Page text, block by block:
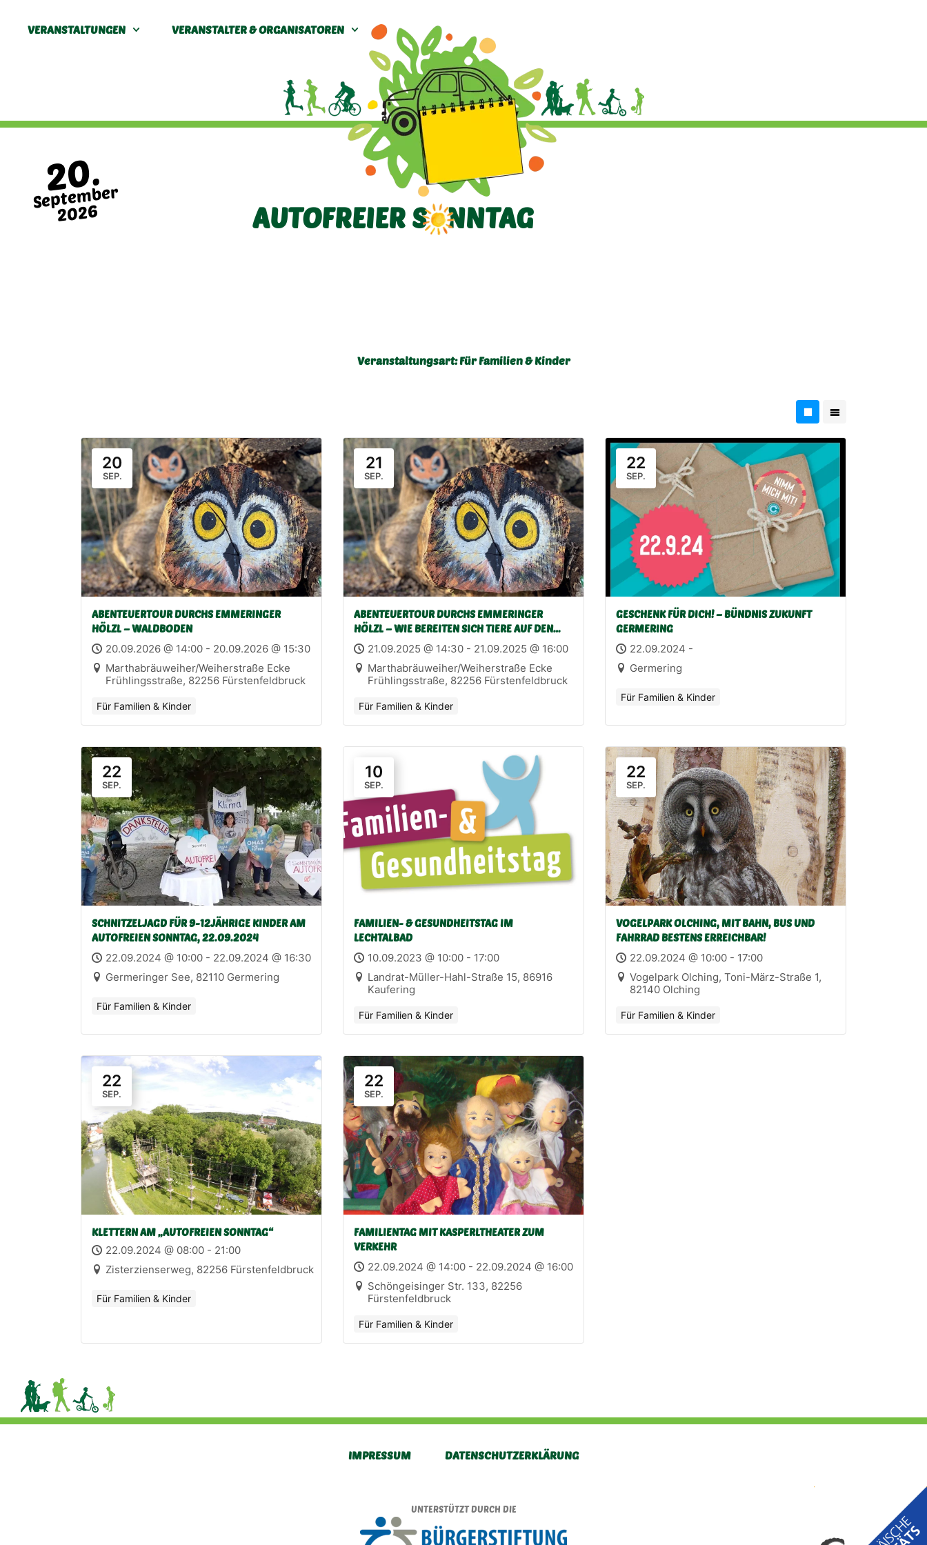
20.
September
2026 AUTOFREIER SONNTAG
VERANSTALTUNGEN VERANSTALTER & ORGANISATOREN
Veranstaltungsart:Für Familien & Kinder
20
SEP.
ABENTEUERTOUR DURCHS EMMERINGER
HÖLZL – WALDBODEN
20.09.2026 @ 14:00 - 20.09.2026 @ 15:30
Marthabräuweiher/Weiherstraße Ecke
Frühlingsstraße, 82256 Fürstenfeldbruck
Für Familien & Kinder
21
SEP.
ABENTEUERTOUR DURCHS EMMERINGER
HÖLZL – WIE BEREITEN SICH TIERE AUF DEN
WINTER VOR
21.09.2025 @ 14:30 - 21.09.2025 @ 16:00
Marthabräuweiher/Weiherstraße Ecke
Frühlingsstraße, 82256 Fürstenfeldbruck
Für Familien & Kinder
22
SEP.
GESCHENK FÜR DICH! – BÜNDNIS ZUKUNFT
GERMERING
22.09.2024 -
Germering
Für Familien & Kinder
22
SEP.
SCHNITZELJAGD FÜR 9-12JÄHRIGE KINDER AM
AUTOFREIEN SONNTAG, 22.09.2024
22.09.2024 @ 10:00 - 22.09.2024 @ 16:30
Germeringer See, 82110 Germering
Für Familien & Kinder
10
SEP.
FAMILIEN- & GESUNDHEITSTAG IM
LECHTALBAD
10.09.2023 @ 10:00 - 17:00
Landrat-Müller-Hahl-Straße 15, 86916
Kaufering
Für Familien & Kinder
22
SEP.
VOGELPARK OLCHING, MIT BAHN, BUS UND
FAHRRAD BESTENS ERREICHBAR!
22.09.2024 @ 10:00 - 17:00
Vogelpark Olching, Toni-März-Straße 1,
82140 Olching
Für Familien & Kinder
22
SEP.
KLETTERN AM „AUTOFREIEN SONNTAG“
22.09.2024 @ 08:00 - 21:00
Zisterzienserweg, 82256 Fürstenfeldbruck
Für Familien & Kinder
22
SEP.
FAMILIENTAG MIT KASPERLTHEATER ZUM
VERKEHR
22.09.2024 @ 14:00 - 22.09.2024 @ 16:00
Schöngeisinger Str. 133, 82256
Fürstenfeldbruck
Für Familien & Kinder
IMPRESSUM DATENSCHUTZERKLÄRUNG
UNTERSTÜTZT DURCH DIE